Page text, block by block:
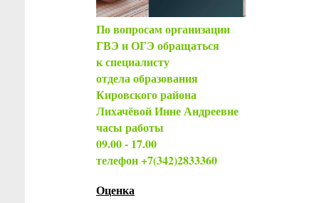
По вопросам организации
ГВЭ и ОГЭ обращаться
к специалисту
отдела образования
Кировского района
Лихачёвой Инне Андреевне
часы работы
09.00 - 17.00
телефон +7(342)2833360
Оценка